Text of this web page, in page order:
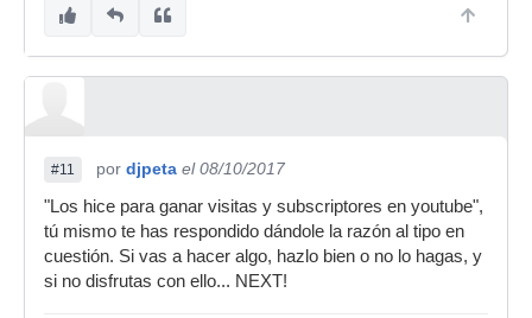
#11 por djpeta el 08/10/2017
"Los hice para ganar visitas y subscriptores en youtube",
tú mismo te has respondido dándole la razón al tipo en
cuestión. Si vas a hacer algo, hazlo bien o no lo hagas, y
si no disfrutas con ello... NEXT!